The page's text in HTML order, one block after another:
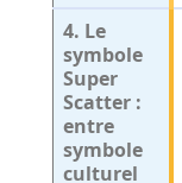
4. Le
symbole
Super
Scatter :
entre
symbole
culturel